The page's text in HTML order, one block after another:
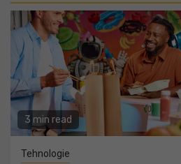
3 min read
Tehnologie